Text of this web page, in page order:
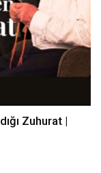
Zuhurat |